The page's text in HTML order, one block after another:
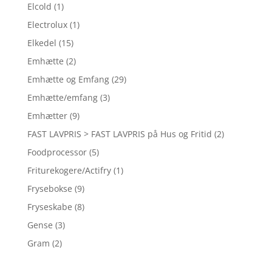
Elcold (1)
Electrolux (1)
Elkedel (15)
Emhætte (2)
Emhætte og Emfang (29)
Emhætte/emfang (3)
Emhætter (9)
FAST LAVPRIS > FAST LAVPRIS på Hus og Fritid (2)
Foodprocessor (5)
Friturekogere/Actifry (1)
Frysebokse (9)
Fryseskabe (8)
Gense (3)
Gram (2)